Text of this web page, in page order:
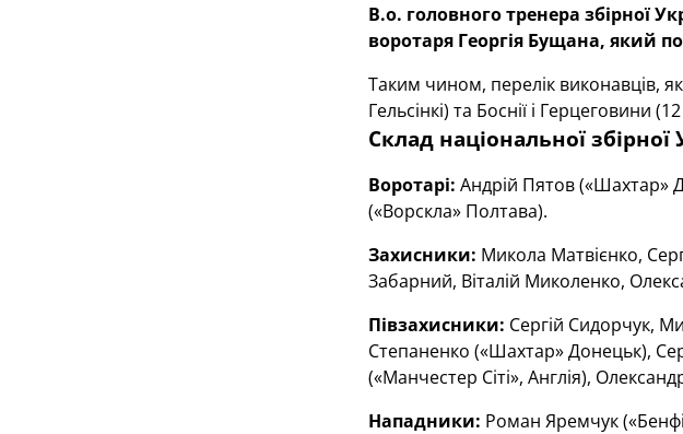
В.о. головного тренера збірної
воротаря Георгія Бущана, який
Таким чином, перелік виконавців,
Гельсінкі) та Боснії і Герцеговини
Склад національної збірної
Воротарі: Андрій Пятов («Шахтар»
(«Ворскла» Полтава).
Захисники: Микола Матвієнко,
Забарний, Віталій Миколенко,
Півзахисники: Сергій Сидорчук,
Степаненко («Шахтар» Донецьк),
(«Манчестер Сіті», Англія),
Нападники: Роман Яремчук